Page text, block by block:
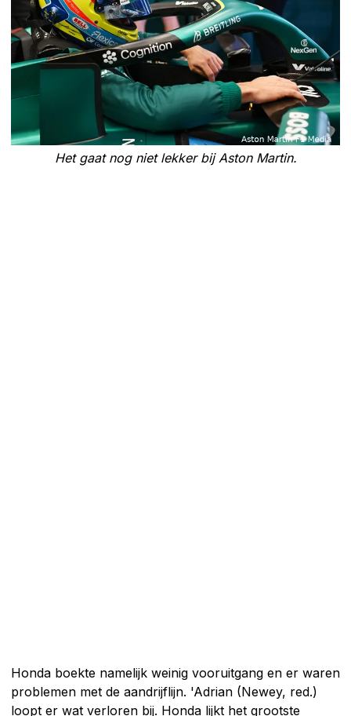
Het gaat nog niet lekker bij Aston Martin.
Honda boekte namelijk weinig vooruitgang en er waren
problemen met de aandrijflijn. 'Adrian (Newey, red.)
loopt er wat verloren bij. Honda lijkt het grootste